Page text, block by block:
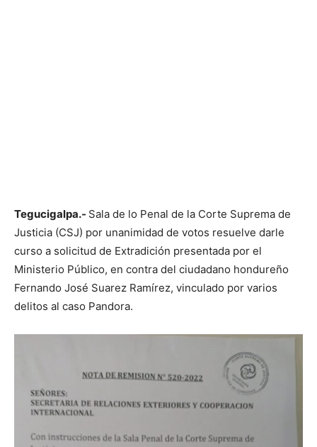
Tegucigalpa.- Sala de lo Penal de la Corte Suprema de
Justicia (CSJ) por unanimidad de votos resuelve darle
curso a solicitud de Extradición presentada por el
Ministerio Público, en contra del ciudadano hondureño
Fernando José Suarez Ramírez, vinculado por varios
delitos al caso Pandora.